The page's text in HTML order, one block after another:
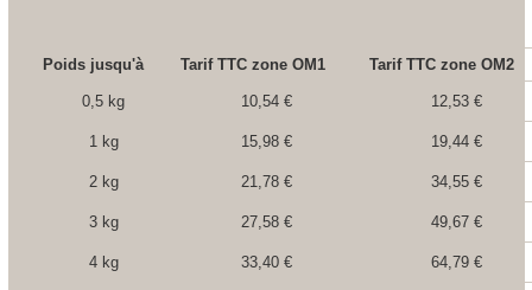
Poids jusqu'à Tarif TTC zone OM1 Tarif TTC zone OM2
0,5 kg 10,54 € 12,53 €
1 kg 15,98 € 19,44 €
2 kg 21,78 € 34,55 €
3 kg 27,58 € 49,67 €
4 kg 33,40 € 64,79 €